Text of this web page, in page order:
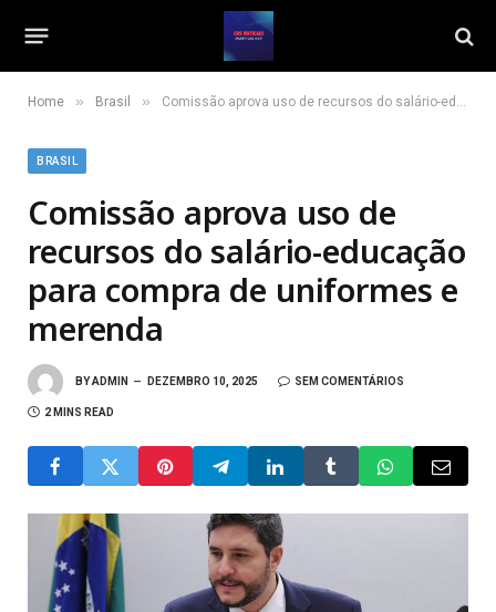
Home » Brasil » Comissão aprova uso de recursos do salário-educação para compra de uniformes e merenda
BRASIL
Comissão aprova uso de
recursos do salário-educação
para compra de uniformes e
merenda
BYADMIN DEZEMBRO 10, 2025 SEM COMENTÁRIOS
2 MINS READ